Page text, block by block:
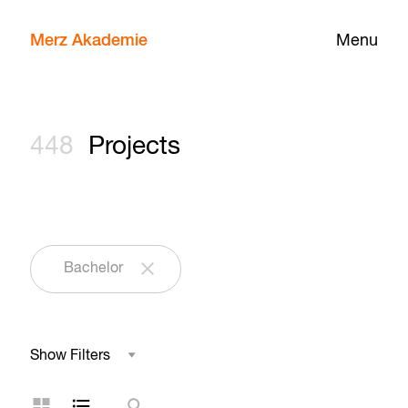
Menu
Merz Akademie
448 Projects
Bachelor
Show Filters